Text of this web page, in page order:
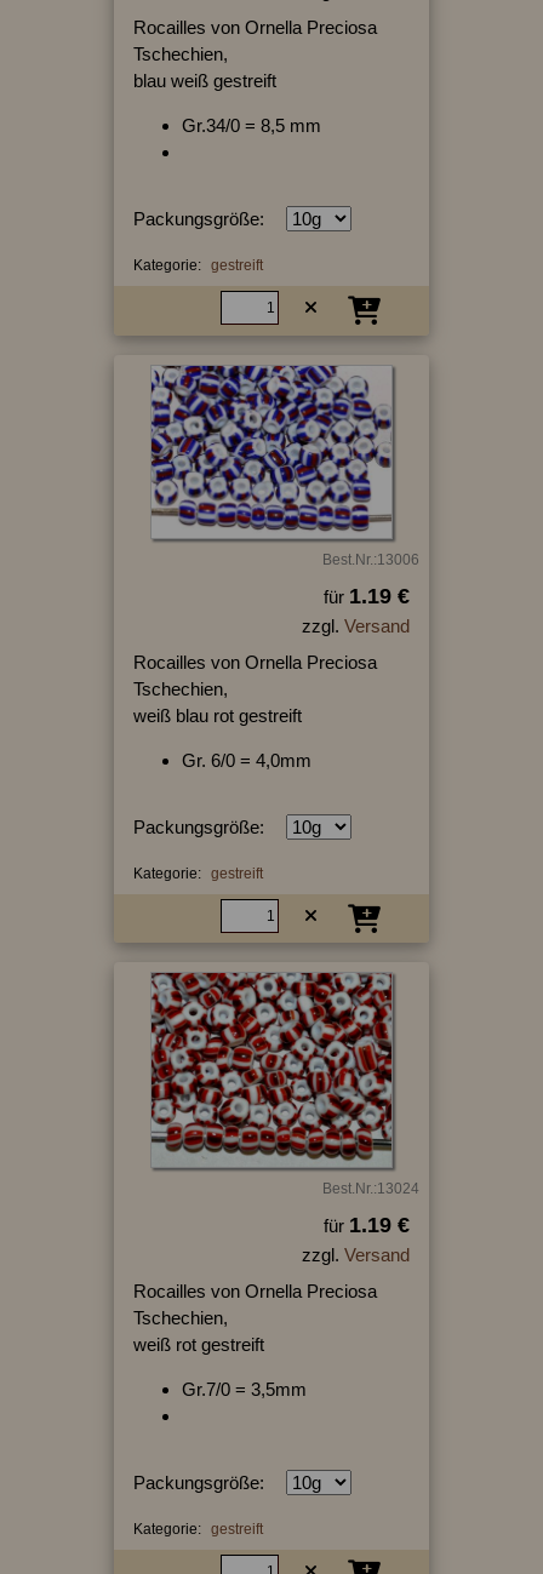
Rocailles von Ornella Preciosa
Tschechien,
blau weiß gestreift
Gr.34/0 = 8,5 mm
Packungsgröße:
Kategorie: gestreift
Best.Nr.:13006
für 1.19 €
zzgl. Versand
Rocailles von Ornella Preciosa
Tschechien,
weiß blau rot gestreift
Gr. 6/0 = 4,0mm
Packungsgröße:
Kategorie: gestreift
Best.Nr.:13024
für 1.19 €
zzgl. Versand
Rocailles von Ornella Preciosa
Tschechien,
weiß rot gestreift
Gr.7/0 = 3,5mm
Packungsgröße:
Kategorie: gestreift